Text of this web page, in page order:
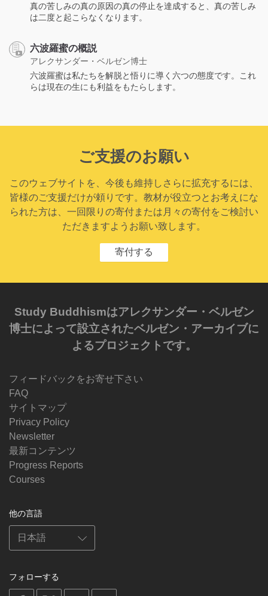
真の苦しみの真の原因の真の停止を達成すると、真の苦しみ
は二度と起こらなくなります。
六波羅蜜の概説
アレクサンダー・ベルゼン博士
六波羅蜜は私たちを解脱と悟りに導く六つの態度です。これ
らは現在の生にも利益をもたらします。
ご支援のお願い
このウェブサイトを、今後も維持しさらに拡充するには、
皆様のご支援だけが頼りです。教材が役立つとお考えにな
られた方は、一回限りの寄付または月々の寄付をご検討い
ただきますようお願い致します。
寄付する
Study Buddhismはアレクサンダー・ベルゼン
博士によって設立されたベルゼン・アーカイブに
よるプロジェクトです。
フィードバックをお寄せ下さい
FAQ
サイトマップ
Privacy Policy
Newsletter
最新コンテンツ
Progress Reports
Courses
他の言語
フォローする
on